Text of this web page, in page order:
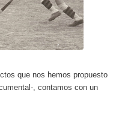
que nos hemos propuesto
, contamos con un